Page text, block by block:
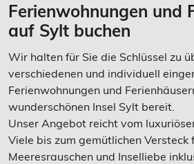
Ferienwohnungen und
auf Sylt buchen
Wir halten für Sie die Schlüssel zu
verschiedenen und individuell
Ferienwohnungen und
wunderschönen Insel Sylt bereit.
Unser Angebot reicht vom
Viele bis zum gemütlichen Versteck
Meeresrauschen und Inselliebe